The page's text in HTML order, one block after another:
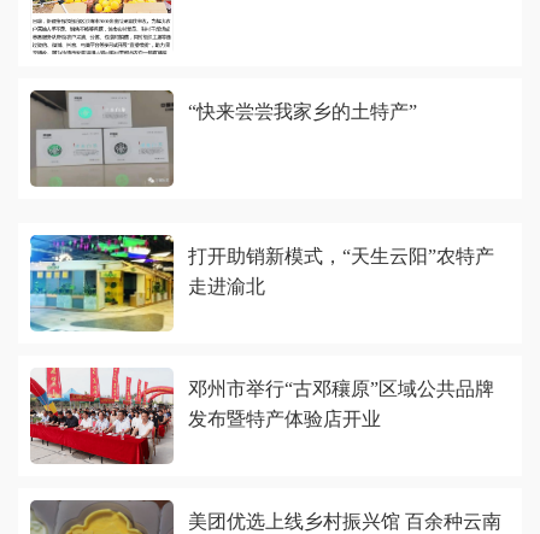
“快来尝尝我家乡的土特产”
打开助销新模式，“天生云阳”农特产
走进渝北
邓州市举行“古邓穰原”区域公共品牌
发布暨特产体验店开业
美团优选上线乡村振兴馆 百余种云南